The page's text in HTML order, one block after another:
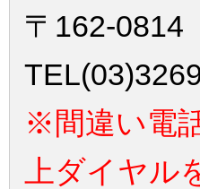
〒162-
※間違い電
上ダイヤ